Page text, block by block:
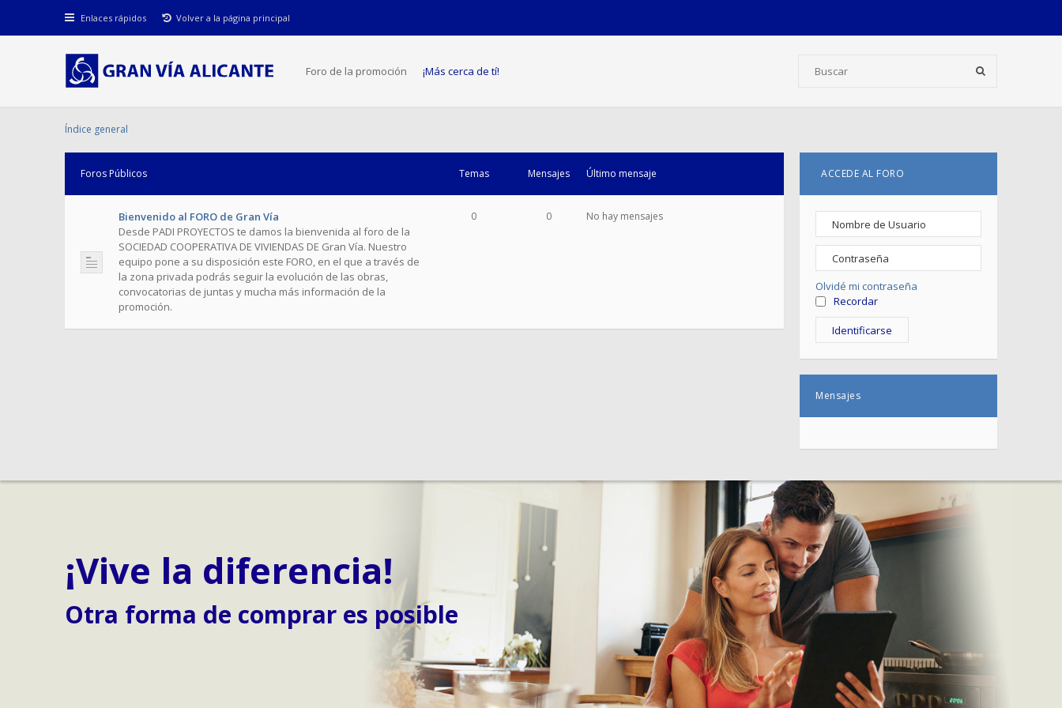
Enlaces rápidos Volver a la página principal
Foro de la promoción ¡Más cerca de tí!
Índice general
ACCEDE AL FORO
Olvidé mi contraseña
Recordar
Mensajes
Foros Públicos Temas Mensajes Último mensaje
Bienvenido al FORO de Gran Vía
Desde PADI PROYECTOS te damos la bienvenida al foro de la
SOCIEDAD COOPERATIVA DE VIVIENDAS DE Gran Vía. Nuestro
equipo pone a su disposición este FORO, en el que a través de
la zona privada podrás seguir la evolución​ ​de las obras,
convocatorias de juntas y mucha más información de la
promoción.
0 0 No hay mensajes
¡Vive la diferencia!
Otra forma de comprar es posible